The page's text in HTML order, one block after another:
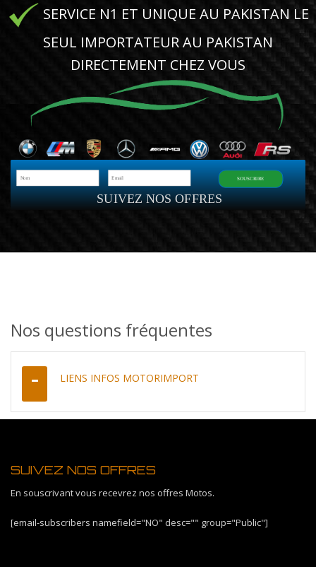
SERVICE N1 ET UNIQUE AU PAKISTAN LE
SEUL IMPORTATEUR AU PAKISTAN
DIRECTEMENT CHEZ VOUS
SUIVEZ NOS OFFRES
SOUSCRIRE
Nos questions fréquentes
LIENS INFOS MOTORIMPORT
SUIVEZ NOS OFFRES
En souscrivant vous recevrez nos offres Motos.
[email-subscribers namefield="NO" desc="" group="Public"]